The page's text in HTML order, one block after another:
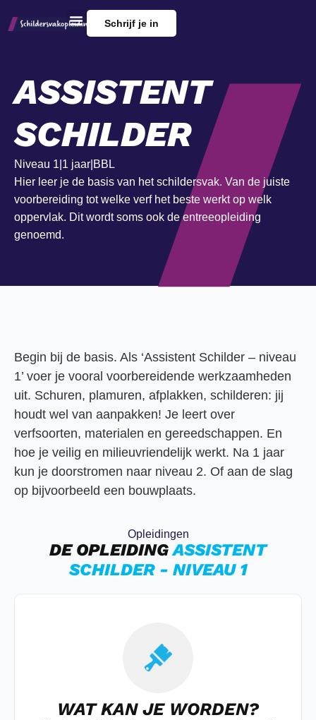
Schrijf je in
ASSISTENT
SCHILDER
Niveau 1 1 jaar BBL
Hier leer je de basis van het schildersvak. Van de juiste
voorbereiding tot welke verf het beste werkt op welk
oppervlak. Dit wordt soms ook de entreeopleiding
genoemd.
Begin bij de basis. Als ‘Assistent Schilder – niveau
1’ voer je vooral voorbereidende werkzaamheden
uit. Schuren, plamuren, afplakken, schilderen: jij
houdt wel van aanpakken! Je leert over
verfsoorten, materialen en gereedschappen. En
hoe je veilig en milieuvriendelijk werkt. Na 1 jaar
kun je doorstromen naar niveau 2. Of aan de slag
op bijvoorbeeld een bouwplaats.
Opleidingen
DE OPLEIDINGASSISTENT
SCHILDER - NIVEAU 1
WAT KAN JE WORDEN?